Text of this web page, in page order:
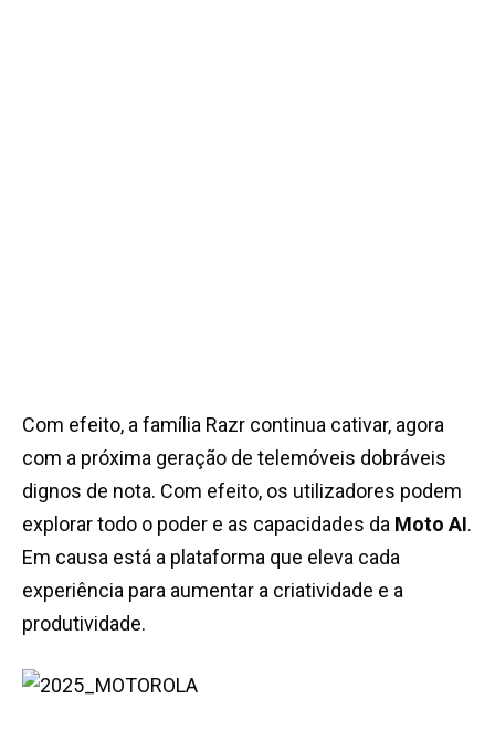
Com efeito, a família Razr continua cativar, agora
com a próxima geração de telemóveis dobráveis
dignos de nota. Com efeito, os utilizadores podem
explorar todo o poder e as capacidades da Moto AI.
Em causa está a plataforma que eleva cada
experiência para aumentar a criatividade e a
produtividade.